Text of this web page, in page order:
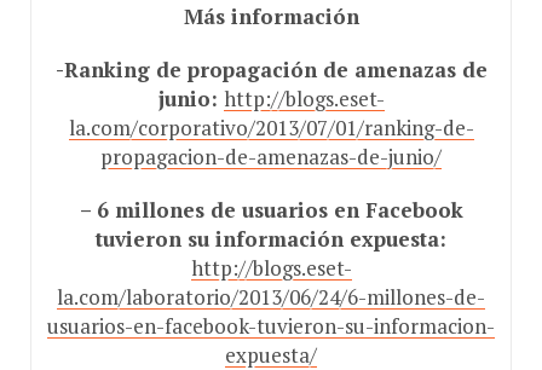
Más información
-Ranking de propagación de amenazas de
junio: http://blogs.eset-
la.com/corporativo/2013/07/01/ranking-de-
propagacion-de-amenazas-de-junio/
– 6 millones de usuarios en Facebook
tuvieron su información expuesta:
http://blogs.eset-
la.com/laboratorio/2013/06/24/6-millones-de-
usuarios-en-facebook-tuvieron-su-informacion-
expuesta/